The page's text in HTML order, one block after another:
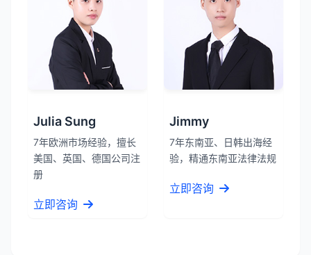
Julia Sung
7年欧洲市场经验，擅长
美国、英国、德国公司注
册
立即咨询
Jimmy
7年东南亚、日韩出海经
验，精通东南亚法律法规
立即咨询